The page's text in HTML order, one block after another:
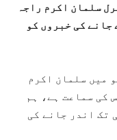
سلمان اکرم راجہ
جانے کی خبروں کو
میں سلمان اکرم
کی سماعت ہے، ہم
تک اندر جانے کی